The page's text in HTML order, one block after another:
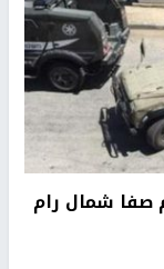
صفا شمال رام